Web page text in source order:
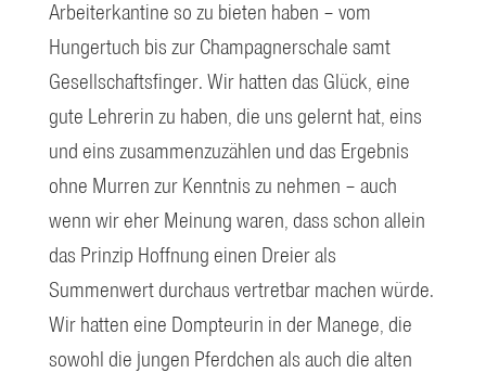
Arbeiterkantine so zu bieten haben – vom
Hungertuch bis zur Champagnerschale samt
Gesellschaftsfinger. Wir hatten das Glück, eine
gute Lehrerin zu haben, die uns gelernt hat, eins
und eins zusammenzuzählen und das Ergebnis
ohne Murren zur Kenntnis zu nehmen – auch
wenn wir eher Meinung waren, dass schon allein
das Prinzip Hoffnung einen Dreier als
Summenwert durchaus vertretbar machen würde.
Wir hatten eine Dompteurin in der Manege, die
sowohl die jungen Pferdchen als auch die alten